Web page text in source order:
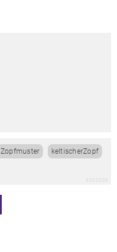
Zopfmuster keltischerZopf